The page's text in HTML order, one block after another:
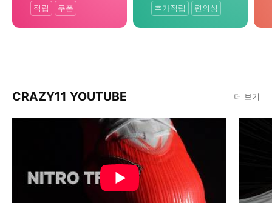
적립 쿠폰 추가적립 편의성
CRAZY11 YOUTUBE 더 보기